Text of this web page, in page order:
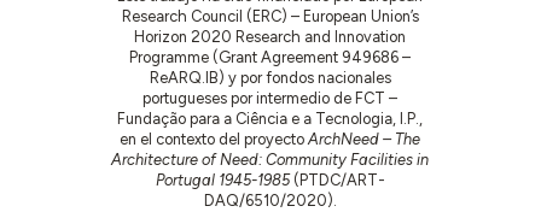
Research Council (ERC) – European Union’s
Horizon 2020 Research and Innovation
Programme (Grant Agreement 949686 –
ReARQ.IB) y por fondos nacionales
portugueses por intermedio de FCT –
Fundação para a Ciência e a Tecnologia, I.P.,
en el contexto del proyectoArchNeed – The
Architecture of Need: Community Facilities in
Portugal 1945-1985(PTDC/ART-
DAQ/6510/2020).